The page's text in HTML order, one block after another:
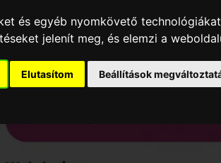
és egyéb nyomkövető
jelenít meg, és elemzi a
Elutasítom Beállítások